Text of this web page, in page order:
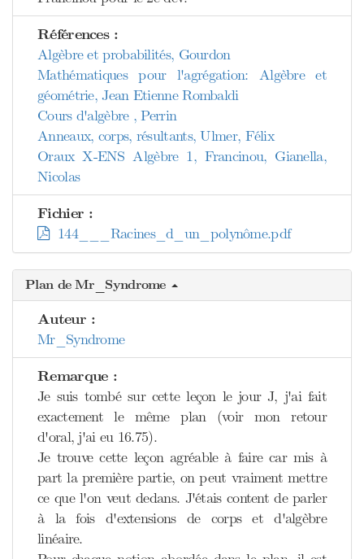
Références :
Algèbre et probabilités, Gourdon
Mathématiques pour l'agrégation: Algèbre et
géométrie, Jean Etienne Rombaldi
Cours d'algèbre , Perrin
Anneaux, corps, résultants, Ulmer, Félix
Oraux X-ENS Algèbre 1, Francinou, Gianella,
Nicolas
Fichier :
144___Racines_d_un_polynôme.pdf
Plan de Mr_Syndrome
Auteur :
Mr_Syndrome
Remarque :
Je suis tombé sur cette leçon le jour J, j'ai fait
exactement le même plan (voir mon retour
d'oral, j'ai eu 16.75).
Je trouve cette leçon agréable à faire car mis à
part la première partie, on peut vraiment mettre
ce que l'on veut dedans. J'étais content de parler
à la fois d'extensions de corps et d'algèbre
linéaire.